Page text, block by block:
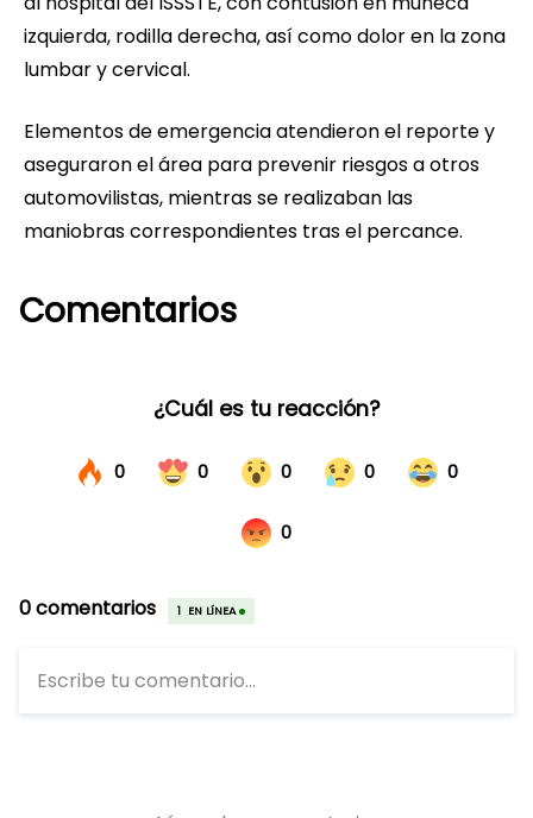
izquierda, rodilla derecha, así como dolor en la zona
lumbar y cervical.
Elementos de emergencia atendieron el reporte y
aseguraron el área para prevenir riesgos a otros
automovilistas, mientras se realizaban las
maniobras correspondientes tras el percance.
Comentarios